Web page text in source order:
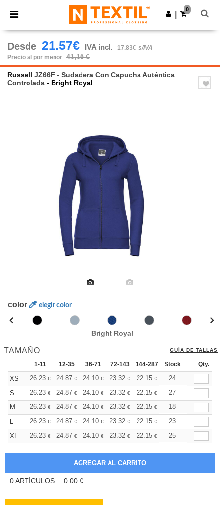
× App de Ntextil
¡Mejores precios en app!
Descargar app
0
Desde 21.57€ IVA incl. 17.83€ s/IVA
Precio al por menor 41,10 €
Russell JZ66F - Sudadera Con Capucha Auténtica
Controlada - Bright Royal
color elegir color
Bright Royal
TAMAÑO GUÍA DE TALLAS
1-11 12-35 36-71 72-143 144-287 288 + Más
Stock Qty.
XS 26.23 € 24.87 € 24.10 € 23.32 € 22.15 € 21.57
24
S
26.23 € 24.87 € 24.10 € 23.32 € 22.15 € 21.57
27
M
26.23 € 24.87 € 24.10 € 23.32 € 22.15 € 21.57
18
L
26.23 € 24.87 € 24.10 € 23.32 € 22.15 € 21.57
23
XL
26.23 € 24.87 € 24.10 € 23.32 € 22.15 € 21.57
25
0ARTÍCULOS 0.00 €